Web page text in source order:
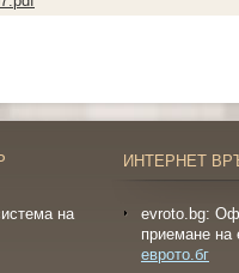
на
ИНТЕРНЕТ
evroto.bg:
приемане на
еврото.бг